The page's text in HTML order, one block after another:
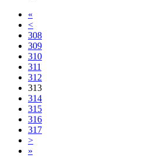
«
<
308
309
310
311
312
313
314
315
316
317
>
»